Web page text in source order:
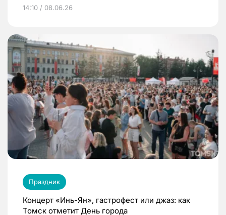
14:10 / 08.06.26
Праздник
Концерт «Инь-Ян», гастрофест или джаз: как
Томск отметит День города